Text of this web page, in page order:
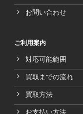
お問い合わせ
ご利用案内
対応可能範囲
買取までの流れ
買取方法